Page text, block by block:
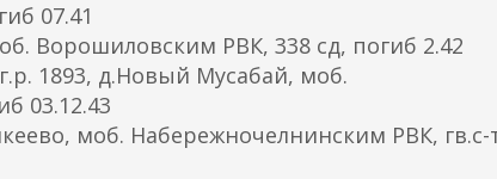
07.41
Ворошиловским РВК, 338 сд, погиб 2.42
1893, д.Новый Мусабай, моб.
03.12.43
моб. Набережночелнинским РВК, гв.с-